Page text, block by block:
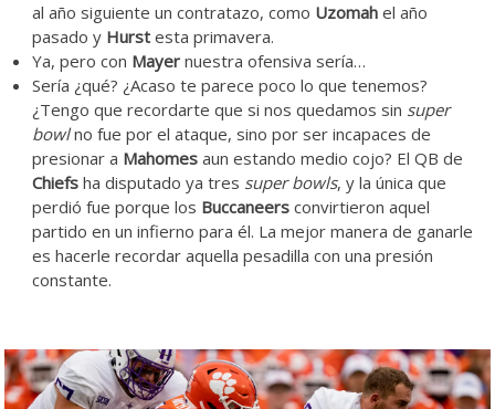
al año siguiente un contratazo, como Uzomah el año
pasado y Hurst esta primavera.
Ya, pero con Mayer nuestra ofensiva sería…
Sería ¿qué? ¿Acaso te parece poco lo que tenemos?
¿Tengo que recordarte que si nos quedamos sin super
bowlno fue por el ataque, sino por ser incapaces de
presionar a Mahomes aun estando medio cojo? El QB de
Chiefs ha disputado ya tres super bowls, y la única que
perdió fue porque los Buccaneers convirtieron aquel
partido en un infierno para él. La mejor manera de ganarle
es hacerle recordar aquella pesadilla con una presión
constante.